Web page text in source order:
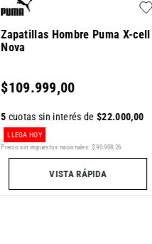
Zapatillas Hombre Puma X-cell
Nova
$109.999,00
5 cuotas sin interés de$22.000,00
LLEGA HOY
Precio sin impuestos nacionales: $ 90 .908 26
VISTA RÁPIDA